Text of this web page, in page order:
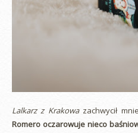
Lalkarz z Krakowazachwycił
Romero oczarowuje nieco